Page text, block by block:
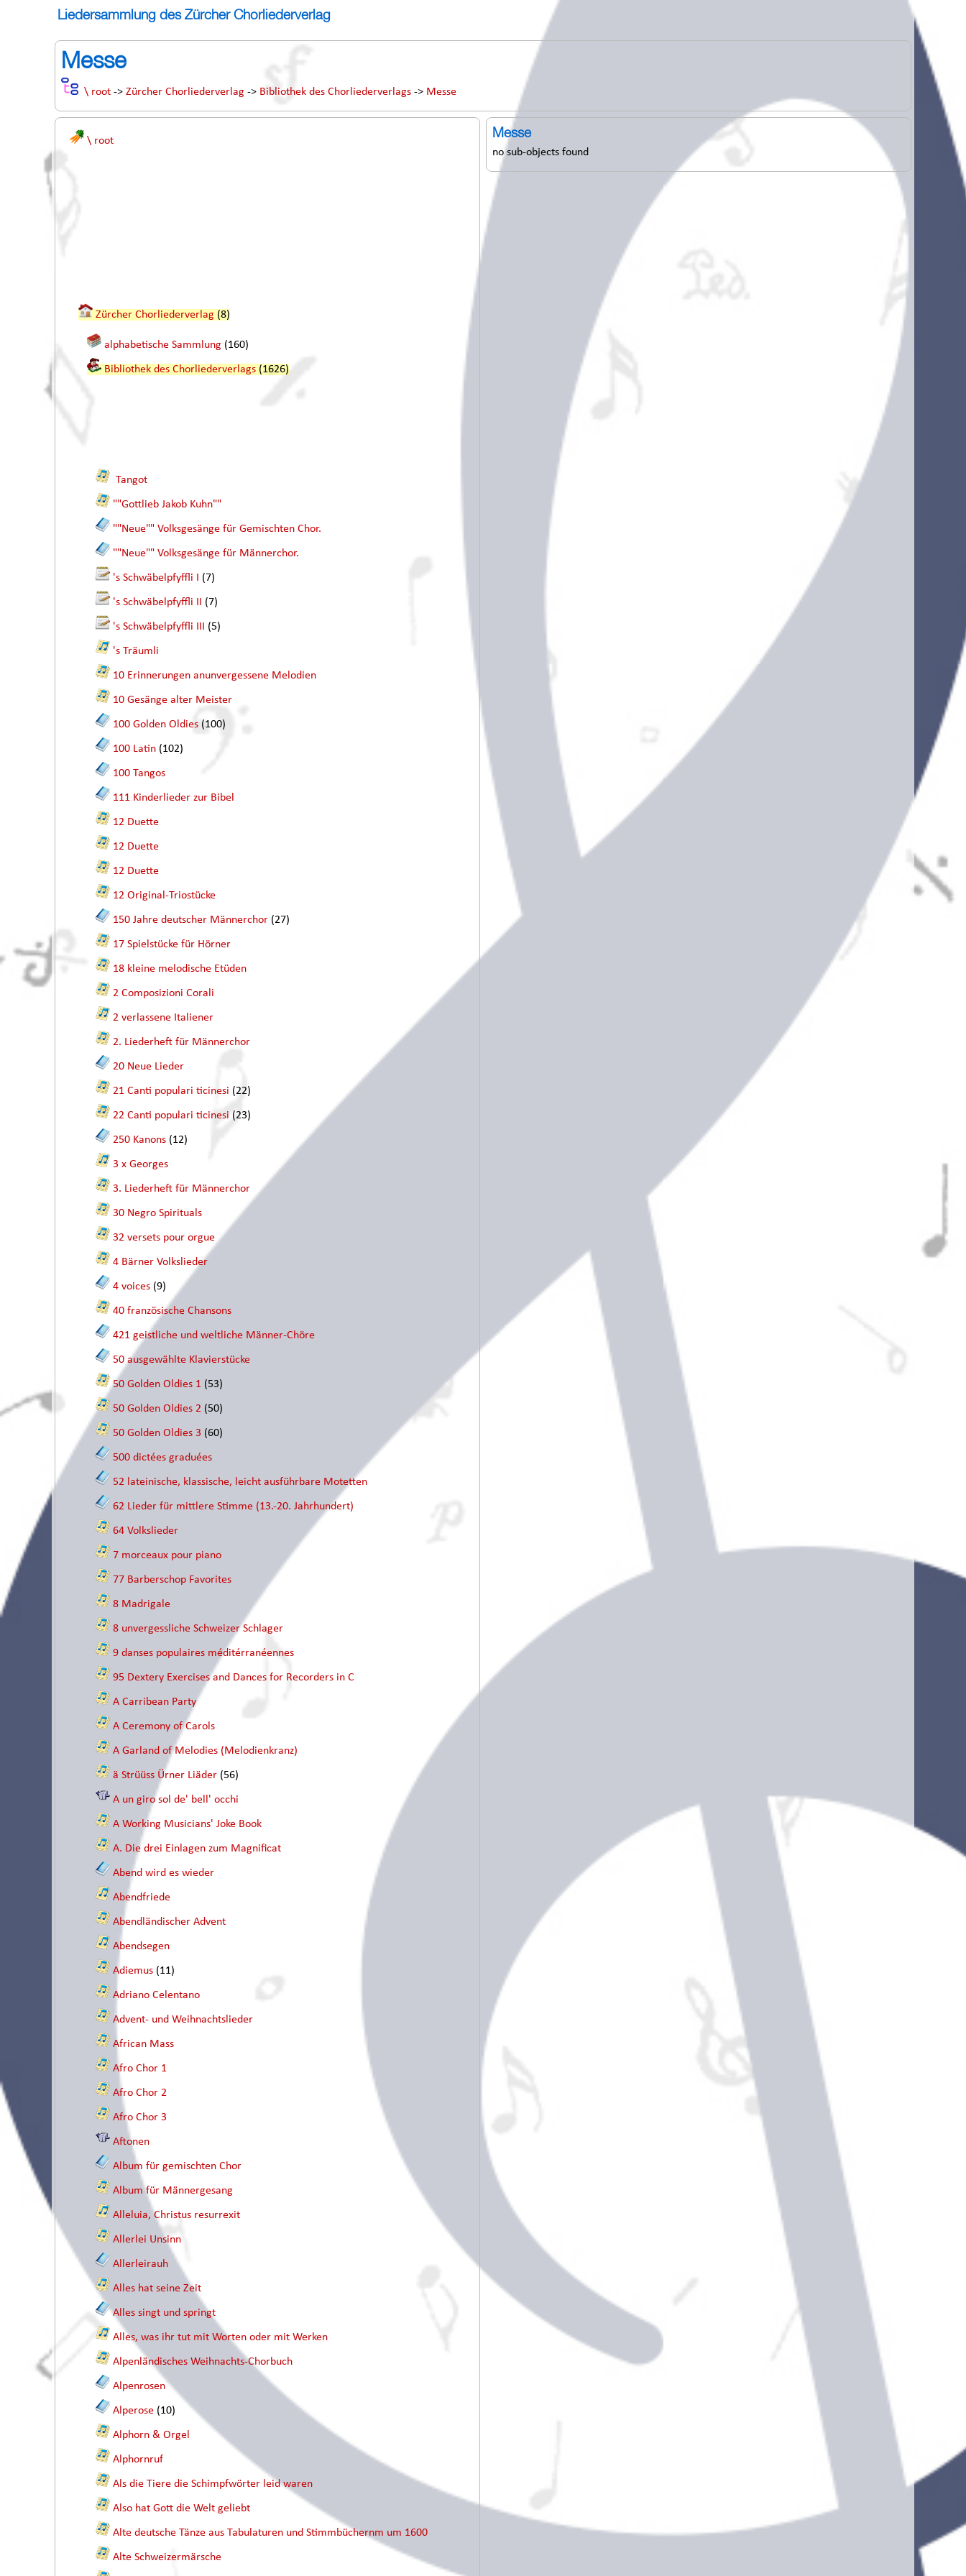
Liedersammlung des Zürcher Chorliederverlag
Messe
\ root -> Zürcher Chorliederverlag -> Bibliothek des Chorliederverlags -> Messe
\ root
Zürcher Chorliederverlag (8)
alphabetische Sammlung (160)
Bibliothek des Chorliederverlags (1626)
Tangot
""Gottlieb Jakob Kuhn""
""Neue"" Volksgesänge für Gemischten Chor.
""Neue"" Volksgesänge für Männerchor.
's Schwäbelpfyffli I (7)
's Schwäbelpfyffli II (7)
's Schwäbelpfyffli III (5)
's Träumli
10 Erinnerungen anunvergessene Melodien
10 Gesänge alter Meister
100 Golden Oldies (100)
100 Latin (102)
100 Tangos
111 Kinderlieder zur Bibel
12 Duette
12 Duette
12 Duette
12 Original-Triostücke
150 Jahre deutscher Männerchor (27)
17 Spielstücke für Hörner
18 kleine melodische Etüden
2 Composizioni Corali
2 verlassene Italiener
2. Liederheft für Männerchor
20 Neue Lieder
21 Canti populari ticinesi (22)
22 Canti populari ticinesi (23)
250 Kanons (12)
3 x Georges
3. Liederheft für Männerchor
30 Negro Spirituals
32 versets pour orgue
4 Bärner Volkslieder
4 voices (9)
40 französische Chansons
421 geistliche und weltliche Männer-Chöre
50 ausgewählte Klavierstücke
50 Golden Oldies 1 (53)
50 Golden Oldies 2 (50)
50 Golden Oldies 3 (60)
500 dictées graduées
52 lateinische, klassische, leicht ausführbare Motetten
62 Lieder für mittlere Stimme (13.-20. Jahrhundert)
64 Volkslieder
7 morceaux pour piano
77 Barberschop Favorites
8 Madrigale
8 unvergessliche Schweizer Schlager
9 danses populaires méditérranéennes
95 Dextery Exercises and Dances for Recorders in C
A Carribean Party
A Ceremony of Carols
A Garland of Melodies (Melodienkranz)
ä Strüüss Ürner Liäder (56)
A un giro sol de' bell' occhi
A Working Musicians' Joke Book
A. Die drei Einlagen zum Magnificat
Abend wird es wieder
Abendfriede
Abendländischer Advent
Abendsegen
Adiemus (11)
Adriano Celentano
Advent- und Weihnachtslieder
African Mass
Afro Chor 1
Afro Chor 2
Afro Chor 3
Aftonen
Album für gemischten Chor
Album für Männergesang
Alleluia, Christus resurrexit
Allerlei Unsinn
Allerleirauh
Alles hat seine Zeit
Alles singt und springt
Alles, was ihr tut mit Worten oder mit Werken
Alpenländisches Weihnachts-Chorbuch
Alpenrosen
Alperose (10)
Alphorn & Orgel
Alphornruf
Als die Tiere die Schimpfwörter leid waren
Also hat Gott die Welt geliebt
Alte deutsche Tänze aus Tabulaturen und Stimmbüchernm um 1600
Alte Schweizermärsche
Messe
no sub-objects found